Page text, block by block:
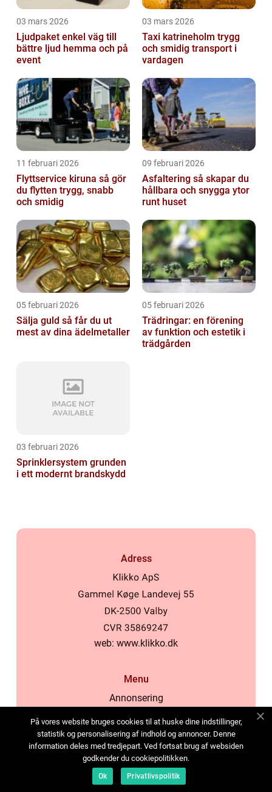
03 mars 2026
Ljudpaket enkel väg till
bättre ljud hemma och på
event
03 mars 2026
Taxi katrineholm trygg
och smidig transport i
vardagen
11 februari 2026
Flyttservice kiruna så gör
du flytten trygg, snabb
och smidig
09 februari 2026
Asfaltering så skapar du
hållbara och snygga ytor
runt huset
05 februari 2026
Sälja guld så får du ut
mest av dina ädelmetaller
05 februari 2026
Trädringar: en förening
av funktion och estetik i
trädgården
03 februari 2026
Sprinklersystem grunden
i ett modernt brandskydd
Adress
web: www.klikko.dk
Menu
Annonsering
Cookies
Kontakta oss
Sitemap
På vores website bruges cookies til at huske dine indstillinger,
statistik og personalisering af indhold og annoncer. Denne
information deles med tredjepart. Ved fortsat brug af websiden
godkender du cookiepolitikken.
Ok Privatlivspolitik